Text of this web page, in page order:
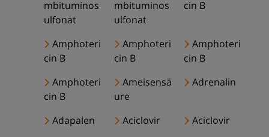
mbituminos
ulfonat
mbituminos
ulfonat
cin B
Amphoteri
cin B
Amphoteri
cin B
Amphoteri
cin B
Amphoteri
cin B
Ameisensä
ure
Adrenalin
Adapalen Aciclovir
Aciclovir